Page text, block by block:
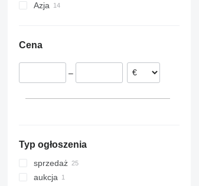
Grecja
Niemcy
Azja
Cena
–
Typ ogłoszenia
sprzedaż
aukcja